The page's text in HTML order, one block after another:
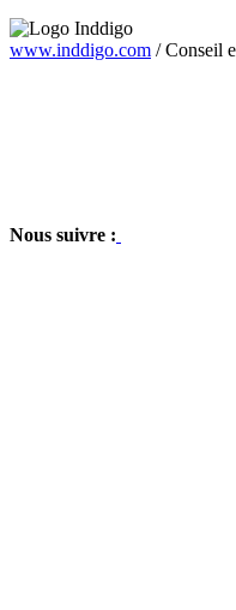
www.inddigo.com /Conseil
Nous suivre :